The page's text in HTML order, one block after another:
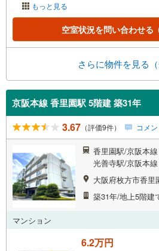
もっと見る
空室状況を問い合わせる
さらに物件を見る（
京阪本線 香里園駅 5階建 築31年
3.67 （評価9件） コメ
香里園駅/京阪本
光善寺駅/京阪本
大阪府枚方市香里
築31年/地上5階建
マンション
6.2万円